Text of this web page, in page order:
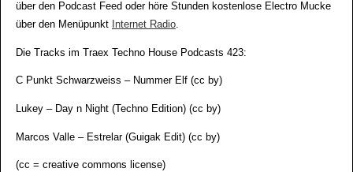
über den Podcast Feed oder höre Stunden kostenlose Electro Mucke
über den Menüpunkt Internet Radio.
Die Tracks im Traex Techno House Podcasts 423:
C Punkt Schwarzweiss – Nummer Elf (cc by)
Lukey – Day n Night (Techno Edition) (cc by)
Marcos Valle – Estrelar (Guigak Edit) (cc by)
(cc = creative commons license)